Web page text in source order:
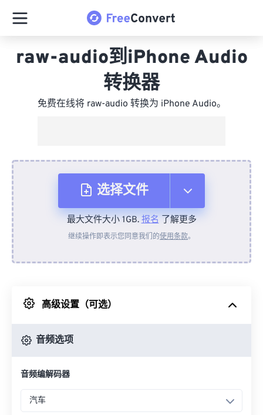
raw-audio到iPhone Audio
转换器
免费在线将 raw-audio 转换为 iPhone Audio。
选择文件
从设备
来自 Google Drive
最大文件大小 1GB.报名了解更多
继续操作即表示您同意我们的使用条款。
高级设置（可选）
音频选项
音频编解码器
汽车